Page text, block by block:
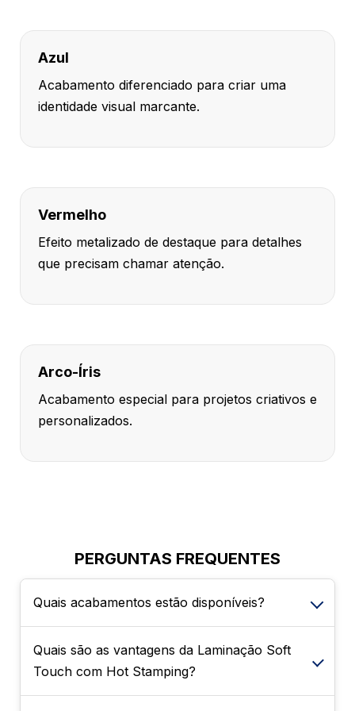
Azul
Acabamento diferenciado para criar uma
identidade visual marcante.
Vermelho
Efeito metalizado de destaque para detalhes
que precisam chamar atenção.
Arco-Íris
Acabamento especial para projetos criativos e
personalizados.
PERGUNTAS FREQUENTES
Quais acabamentos estão disponíveis?
É possível escolher entre Sem
Enobrecimento, Verniz Localizado na frente e
Quais são as vantagens da Laminação Soft
Touch com Hot Stamping?